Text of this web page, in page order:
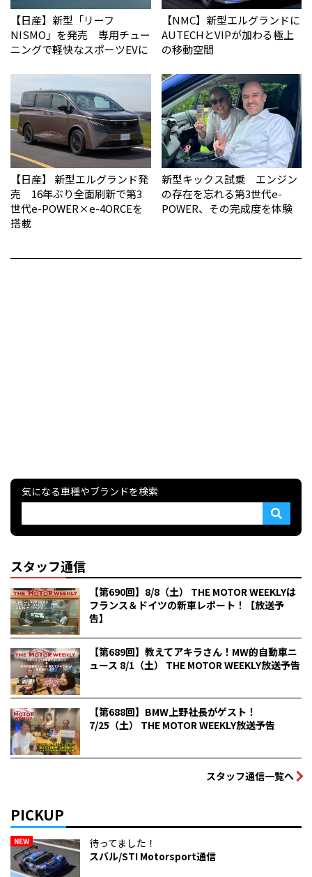
【日産】新型「リーフ
NISMO」を発売 専用チュー
ニングで軽快なスポーツEVに
【NMC】新型エルグランドに
AUTECHとVIPが加わる極上
の移動空間
【日産】 新型エルグランド発
売 16年ぶり全面刷新で第3
世代e-POWER×e-4ORCEを
搭載
新型キックス試乗 エンジン
の存在を忘れる第3世代e-
POWER、その完成度を体験
気になる車種やブランドを検索
スタッフ通信
【第690回】8/8（土） THE MOTOR WEEKLYは
フランス＆ドイツの新車レポート！【放送予
告】
【第689回】教えてアキラさん！MW的自動車ニ
ュース 8/1（土） THE MOTOR WEEKLY放送予告
【第688回】BMW上野社長がゲスト！
7/25（土） THE MOTOR WEEKLY放送予告
スタッフ通信一覧へ
PICKUP
NEW
待ってました！
スバル/STI Motorsport通信